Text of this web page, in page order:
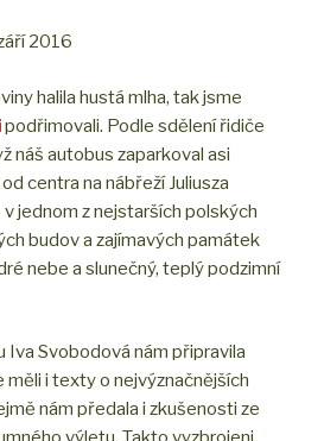
2016
halila hustá mlha, tak jsme
podřimovali. Podle sdělení řidiče
náš autobus zaparkoval asi
centra na nábřeží Juliusza
jednom z nejstarších polských
budov a zajímavých památek
nebe a slunečný, teplý podzimní
Iva Svobodová nám připravila
měli i texty o nejvýznačnějších
nám předala i zkušenosti ze